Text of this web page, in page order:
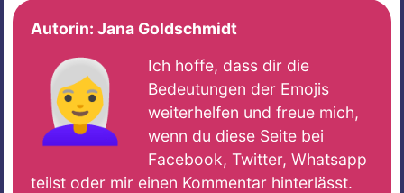
Autorin: Jana Goldschmidt
👩‍🦳
Ich hoffe, dass dir die
Bedeutungen der Emojis
weiterhelfen und freue mich,
wenn du diese Seite bei
Facebook, Twitter, Whatsapp
teilst oder mir einen Kommentar hinterlässt.